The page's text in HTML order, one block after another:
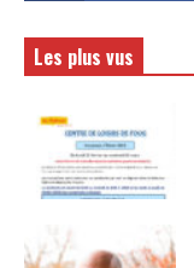
Les plus vus